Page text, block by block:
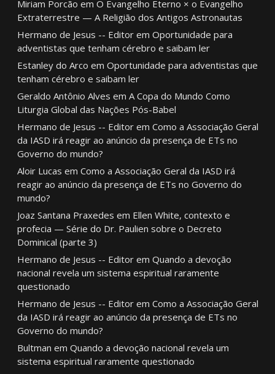
Miriam Porcão em O Evangelho Eterno × o Evangelho
Extraterrestre — A Religião dos Antigos Astronautas
Hermano de Jesus -- Editorem Oportunidade para
adventistas que tenham cérebro e saibam ler
Estanley do Arco em Oportunidade para adventistas que
tenham cérebro e saibam ler
Geraldo Antônio Alves em A Copa do Mundo Como
Liturgia Global das Nações Pós-Babel
Hermano de Jesus -- Editorem Como a Associação Geral
da IASD irá reagir ao anúncio da presença de ETs no
Governo do mundo?
Aloir Lucas em Como a Associação Geral da IASD irá
reagir ao anúncio da presença de ETs no Governo do
mundo?
Joaz Santana Praxedes em Ellen White, contexto e
profecia — Série do Dr. Paulien sobre o Decreto
Dominical (parte 3)
Hermano de Jesus -- Editorem Quando a devoção
nacional revela um sistema espiritual raramente
questionado
Hermano de Jesus -- Editorem Como a Associação Geral
da IASD irá reagir ao anúncio da presença de ETs no
Governo do mundo?
Bultman em Quando a devoção nacional revela um
sistema espiritual raramente questionado